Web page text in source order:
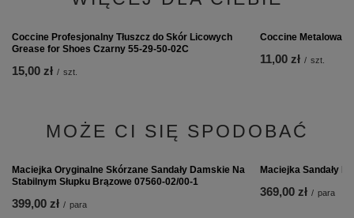
Grease for Shoes Czarny 55-29-50-02C
Coccine Metalowa